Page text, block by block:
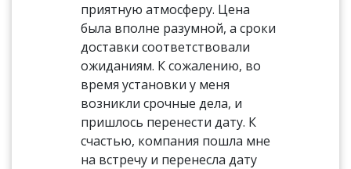
приятную атмосферу. Цена
была вполне разумной, а сроки
доставки соответствовали
ожиданиям. К сожалению, во
время установки у меня
возникли срочные дела, и
пришлось перенести дату. К
счастью, компания пошла мне
на встречу и перенесла дату